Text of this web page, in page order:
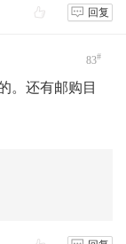
回复
83#
。还有邮购目